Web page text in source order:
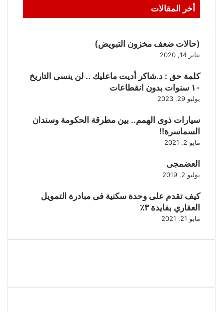
أخر المقالات
(حالات ضعف مخزون التبويض)
يناير 14, 2020
كلمة حق : د.شاكر أديت ماعليك .. لن ينسى التاريخ
١٠ سنوات بدون انقطاعات
يوليو 29, 2023
سيارات ذوى الهمم.. بين مطرقة الحكومة وسندان
السماسرة!!
مايو 2, 2021
العضمجى
يوليو 2, 2019
كيف تقدم على وحدة سكنية فى مبادرة التمويل
العقاري بفايدة ٣٪
مايو 21, 2021